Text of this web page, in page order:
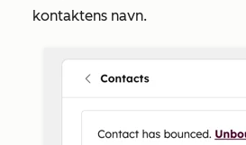
kontaktens navn.